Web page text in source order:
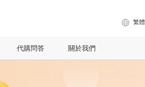
繁體
代購問答 關於我們